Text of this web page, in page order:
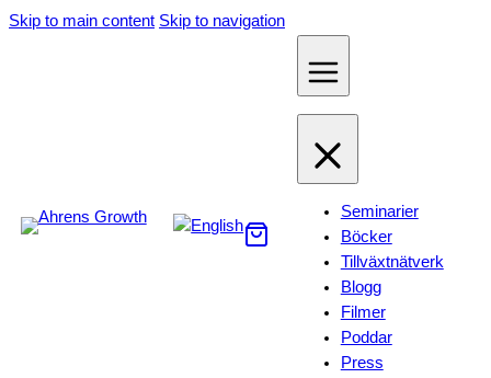
Hoppa
Skip to main content Skip to navigation
Seminarier
Böcker
Tillväxtnätverk
Blogg
Filmer
Poddar
Press